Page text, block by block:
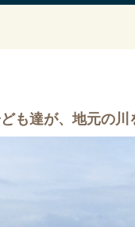
も達が、地元の川